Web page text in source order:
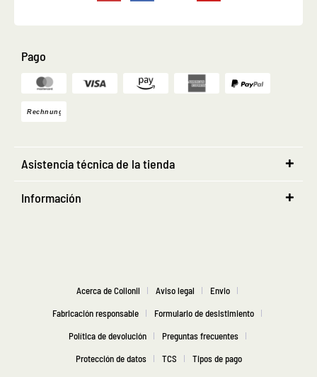
Pago
Asistencia técnica de la tienda
Información
Acerca de Collonil Aviso legal
Envio
Fabricación responsable
Formulario de desistimiento
Política de devolución
Preguntas frecuentes
Protección de datos
TCS Tipos de pago